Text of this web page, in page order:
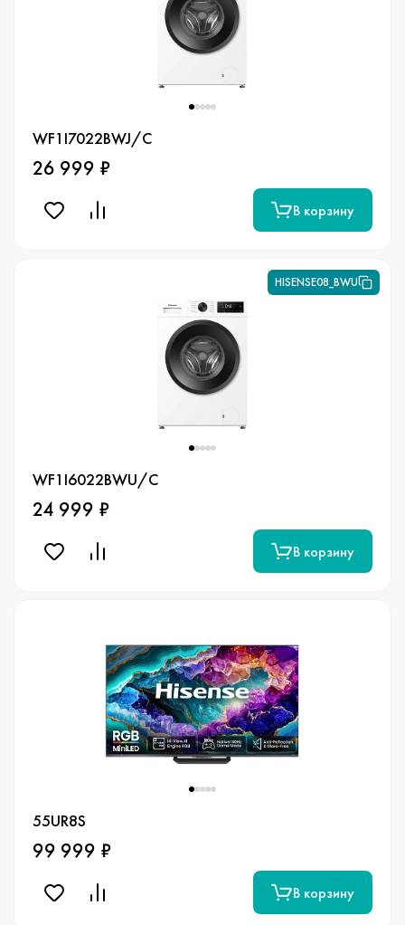
WF1I7022BWJ/C
26 999 ₽
В корзину
HISENSE08_BWU
WF1I6022BWU/C
24 999 ₽
В корзину
55UR8S
99 999 ₽
В корзину